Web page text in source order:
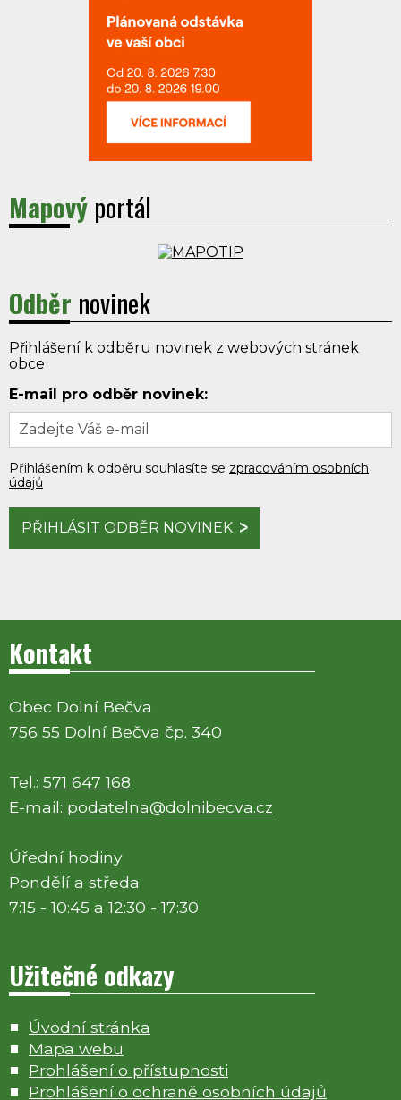
Mapový portál
Odběr novinek
Přihlášení k odběru novinek z webových stránek
obce
E-mail pro odběr novinek:
Přihlášením k odběru souhlasíte se zpracováním osobních
údajů
PŘIHLÁSIT ODBĚR NOVINEK
Kontakt
Obec Dolní Bečva
756 55 Dolní Bečva čp. 340
Tel.: 571 647 168
E-mail: podatelna@dolnibecva.cz
Úřední hodiny
Pondělí a středa
7:15 - 10:45 a 12:30 - 17:30
Užitečné odkazy
Úvodní stránka
Mapa webu
Prohlášení o přístupnosti
Prohlášení o ochraně osobních údajů